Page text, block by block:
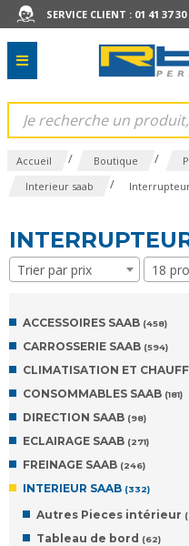
SERVICE CLIENT : 01 41 37
Accueil / Boutique /
Interieur saab /
Trier par prix 18
ACCESSOIRES SAAB (458)
CARROSSERIE SAAB (594)
CLIMATISATION ET
CONSOMMABLES SAAB (181)
DIRECTION SAAB (98)
ECLAIRAGE SAAB (271)
FREINAGE SAAB (246)
INTERIEUR SAAB (332)
Autres Pieces intérieur
Tableau de bord (62)